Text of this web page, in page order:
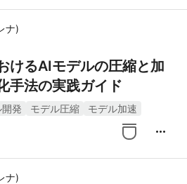
ナ)
けるAIモデルの圧縮と加
手法の実践ガイド
発 モデル圧縮 モデル加速
more_horiz
ナ)